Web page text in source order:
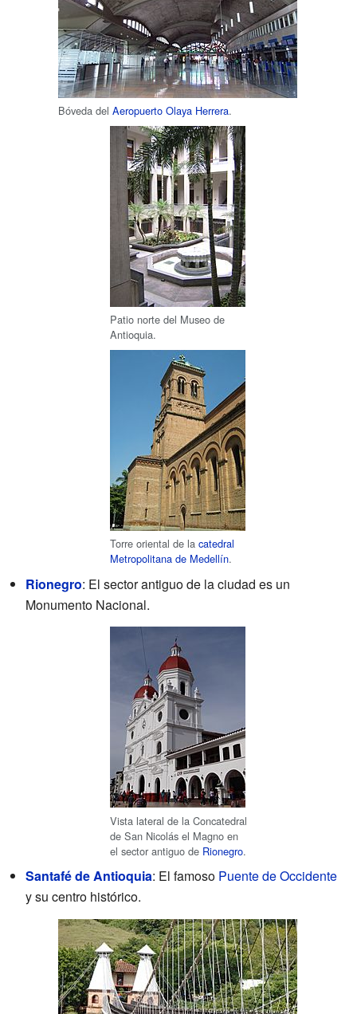
Bóveda del Aeropuerto Olaya Herrera.
Patio norte del Museo de
Antioquia.
Torre oriental de la catedral
Metropolitana de Medellín.
Rionegro: El sector antiguo de la ciudad es un
Monumento Nacional.
Vista lateral de la Concatedral
de San Nicolás el Magno en
el sector antiguo de Rionegro.
Santafé de Antioquia: El famoso Puente de Occidente
y su centro histórico.